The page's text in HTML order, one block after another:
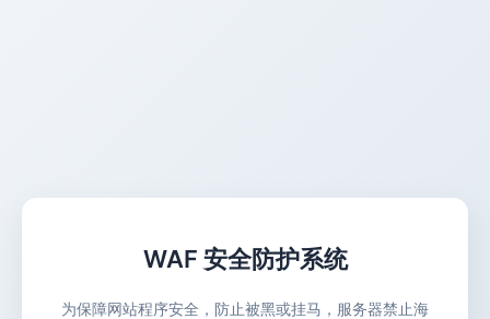
WAF 安全防护系统
为保障网站程序安全，防止被黑或挂马，服务器禁止海